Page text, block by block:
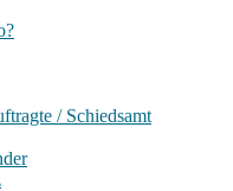
/ Schiedsamt